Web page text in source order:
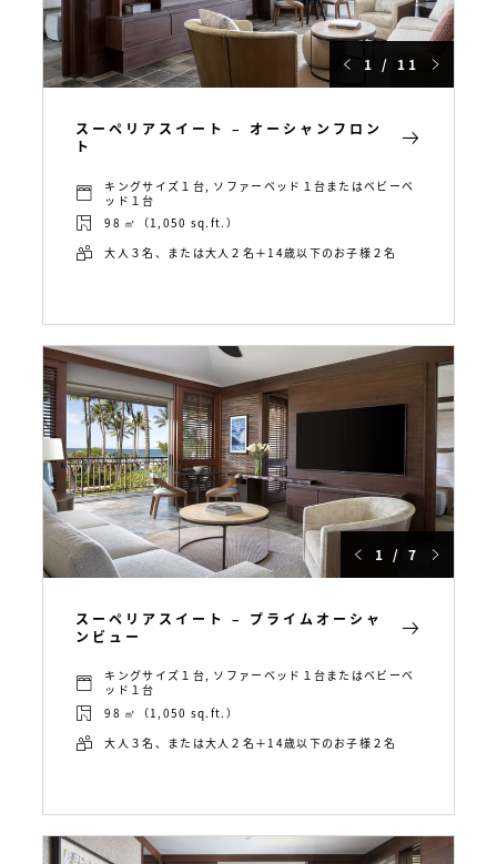
1 / 11
スーペリアスイート – オーシャンフロン
ト
キングサイズ１台, ソファーベッド１台またはベビーベ
ッド１台
98 ㎡（1,050 sq.ft.）
大人３名、または大人２名＋14歳以下のお子様２名
1 / 7
スーペリアスイート – プライムオーシャ
ンビュー
キングサイズ１台, ソファーベッド１台またはベビーベ
ッド１台
98 ㎡（1,050 sq.ft.）
大人３名、または大人２名＋14歳以下のお子様２名